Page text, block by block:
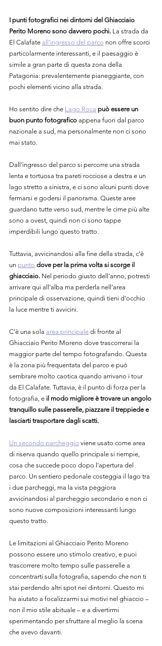
I punti fotografici nei dintorni del Ghiacciaio
Perito Moreno sono davvero pochi. La strada da
El Calafate all’ingresso del parco non offre scorci
particolarmente interessanti, e il paesaggio è
simile a gran parte di questa zona della
Patagonia: prevalentemente pianeggiante, con
pochi elementi vicino alla strada.
Ho sentito dire che Lago Roca può essere un
buon punto fotografico appena fuori dal parco
nazionale a sud, ma personalmente non ci sono
mai stato.
Dall’ingresso del parco si percorre una strada
lenta e tortuosa tra pareti rocciose a destra e un
lago stretto a sinistra, e ci sono alcuni punti dove
fermarsi e godersi il panorama. Queste aree
guardano tutte verso sud, mentre le cime più alte
sono a ovest, quindi non ci sono tappe
imperdibili lungo questo tratto.
Tuttavia, avvicinandosi alla fine della strada, c’è
un punto dove per la prima volta si scorge il
ghiacciaio. Nel periodo giusto dell’anno, potresti
arrivare qui all’alba ma perderla nell’area
principale di osservazione, quindi tieni d’occhio
la luce mentre ti avvicini.
C’è una sola area principale di fronte al
Ghiacciaio Perito Moreno dove trascorrerai la
maggior parte del tempo fotografando. Questa
è la zona più frequentata del parco e può
sembrare molto caotica quando arrivano i tour
da El Calafate. Tuttavia, è il punto di forza per la
fotografia, e il modo migliore è trovare un angolo
tranquillo sulle passerelle, piazzare il treppiede e
lasciarti trasportare dagli scatti.
Un secondo parcheggio viene usato come area
di riserva quando quello principale si riempie,
cosa che succede poco dopo l’apertura del
parco. Un sentiero pedonale costeggia il lago tra
i due parcheggi, ma la vista peggiora
avvicinandosi al parcheggio secondario e non ci
sono nuove composizioni interessanti lungo
questo tratto.
Le limitazioni al Ghiacciaio Perito Moreno
possono essere uno stimolo creativo, e puoi
trascorrere molto tempo sulle passerelle a
concentrarti sulla fotografia, sapendo che non ti
stai perdendo altri spot nei dintorni. Questo mi
ha aiutato a focalizzarmi sui motivi nel ghiaccio –
non il mio stile abituale – e a divertirmi
sperimentando per sfruttare al meglio la scena
che avevo davanti.